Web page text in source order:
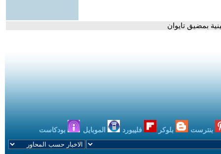
بنترست بلوكر فليبورد الموبايل بودكاست